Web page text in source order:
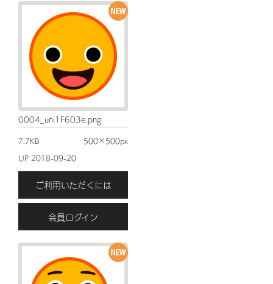
0004_uni1F603e.png
7.7KB
500×500px
UP 2018-09-20
ご利用いただくには
会員ログイン